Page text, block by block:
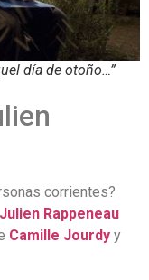
día de otoño…”
corrientes?
Julien Rappeneau
Camille Jourdy y